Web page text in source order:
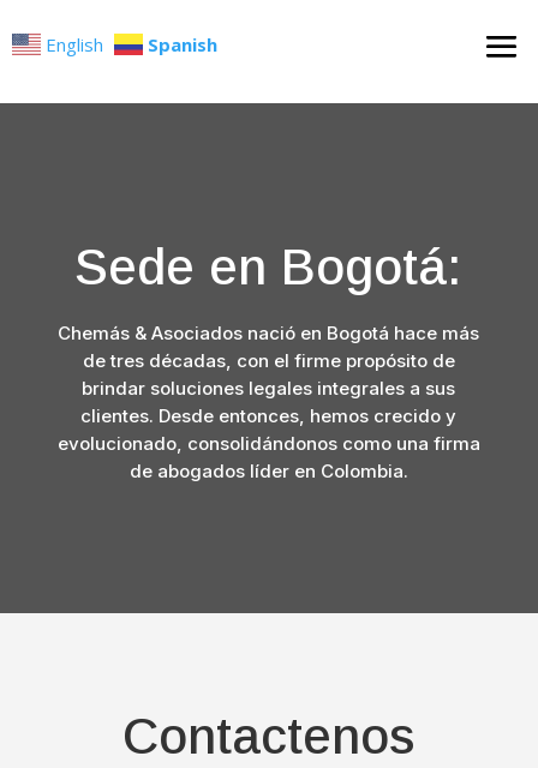
English Spanish
Sede en Bogotá:
Chemás & Asociados nació en Bogotá hace más
de tres décadas, con el firme propósito de
brindar soluciones legales integrales a sus
clientes. Desde entonces, hemos crecido y
evolucionado, consolidándonos como una firma
de abogados líder en Colombia.
Contactenos